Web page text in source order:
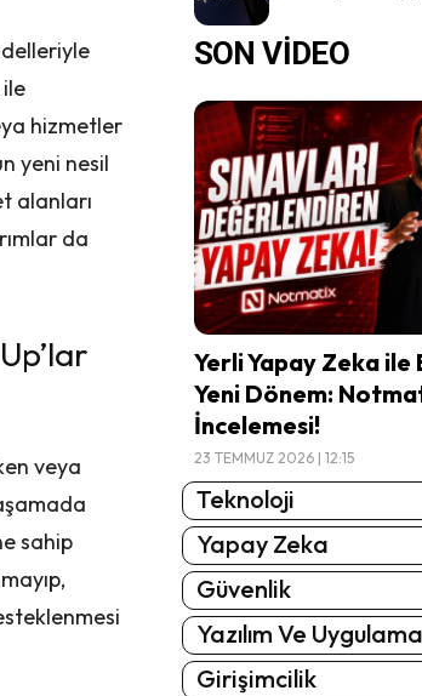
hizmetler
yeni nesil
alanları
da
veya
sahip
SON VİDEO
Yerli Yapay Zeka ile
Yeni Dönem:
İncelemesi!
23 TEMMUZ 2026 | 12:15
Teknoloji
Yapay Zeka
Güvenlik
Yazılım Ve Uygulama
Girişimcilik